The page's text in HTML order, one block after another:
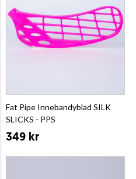
Fat Pipe Innebandyblad SILK
SLICKS - PPS
349 kr